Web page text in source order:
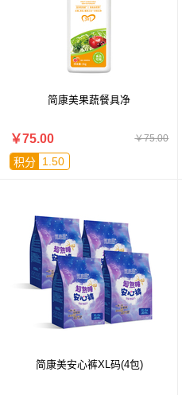
简康美果蔬餐具净
￥75.00
￥75.00
积分 1.50
简康美安心裤XL码(4包)